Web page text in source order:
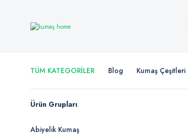
TÜM KATEGORİLER Blog Kumaş Çeşitleri
Ürün Grupları
Abiyelik Kumaş